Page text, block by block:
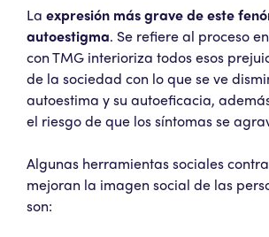
La expresión más grave de este
autoestigma. Se refiere al proceso
con TMG interioriza todos esos
de la sociedad con lo que se ve
autoestima y su autoeficacia,
el riesgo de que los síntomas se
Algunas herramientas sociales
mejoran la imagen social de las
son: